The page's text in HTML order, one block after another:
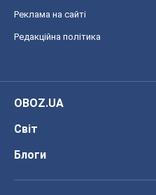
Реклама на сайті
Редакційна політика
OBOZ.UA
Світ
Блоги